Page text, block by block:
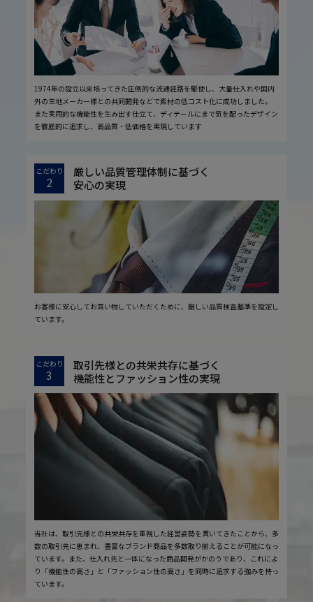
1974年の設立以来培ってきた圧倒的な流通経路を駆使し、大量仕入れや国内
外の生地メーカー様との共同開発などで素材の低コスト化に成功しました。
また実用的な機能性を生み出す仕立て、ディテールにまで気を配ったデザイン
を徹底的に追求し、高品質・低価格を実現しています
こだわり
2
厳しい品質管理体制に基づく
安心の実現
お客様に安心してお買い物していただくために、厳しい品質検査基準を設定し
ています。
こだわり
3
取引先様との共栄共存に基づく
機能性とファッション性の実現
当社は、取引先様との共栄共存を重視した経営姿勢を貫いてきたことから、多
数の取引先に恵まれ、豊富なブランド商品を多数取り揃えることが可能になっ
ています。また、仕入れ先と一体になった商品開発がかのうであり、これによ
り「機能性の高さ」と「ファッション性の高さ」を同時に追求する強みを持っ
ています。